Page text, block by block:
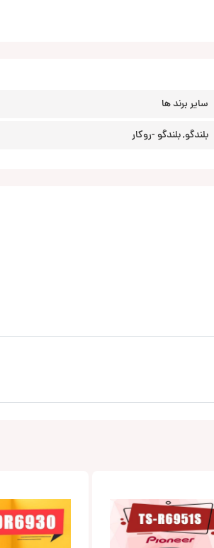
سایر برند ها
بلندگو, بلندگو -روکار